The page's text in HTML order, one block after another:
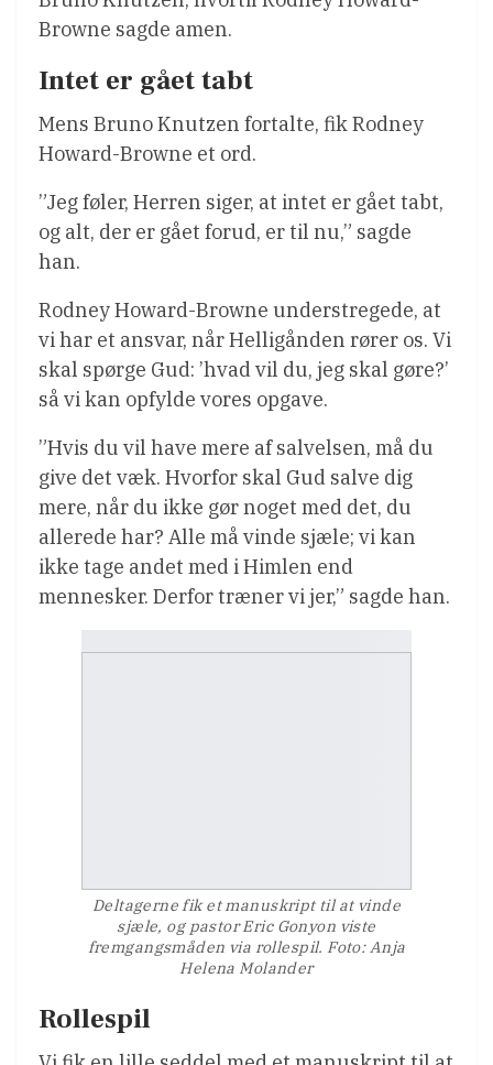
Browne sagde amen.
Intet er gået tabt
Mens Bruno Knutzen fortalte, fik Rodney
Howard-Browne et ord.
”Jeg føler, Herren siger, at intet er gået tabt,
og alt, der er gået forud, er til nu,” sagde
han.
Rodney Howard-Browne understregede, at
vi har et ansvar, når Helligånden rører os. Vi
skal spørge Gud: ’hvad vil du, jeg skal gøre?’
så vi kan opfylde vores opgave.
”Hvis du vil have mere af salvelsen, må du
give det væk. Hvorfor skal Gud salve dig
mere, når du ikke gør noget med det, du
allerede har? Alle må vinde sjæle; vi kan
ikke tage andet med i Himlen end
mennesker. Derfor træner vi jer,” sagde han.
Deltagerne fik et manuskript til at vinde
sjæle, og pastor Eric Gonyon viste
fremgangsmåden via rollespil. Foto: Anja
Helena Molander
Rollespil